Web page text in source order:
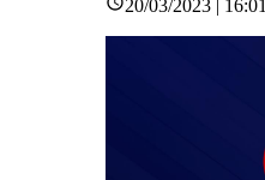
20/03/2023 | 16:01